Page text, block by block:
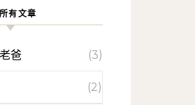
有文章
爸 (3)
(2)